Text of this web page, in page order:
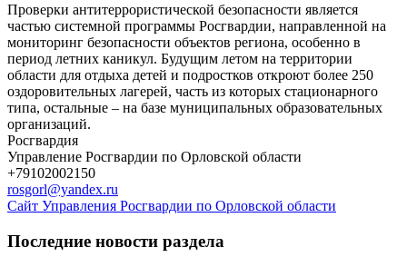
Проверки антитеррористической безопасности является
частью системной программы Росгвардии, направленной на
мониторинг безопасности объектов региона, особенно в
период летних каникул. Будущим летом на территории
области для отдыха детей и подростков откроют более 250
оздоровительных лагерей, часть из которых стационарного
типа, остальные – на базе муниципальных образовательных
организаций.
Росгвардия
Управление Росгвардии по Орловской области
+79102002150
rosgorl@yandex.ru
Сайт Управления Росгвардии по Орловской области
Последние новости раздела